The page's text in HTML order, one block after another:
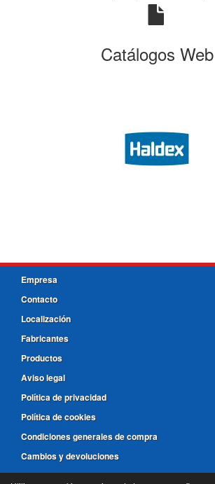
Catálogos Web
Empresa
Contacto
Localización
Fabricantes
Productos
Aviso legal
Política de privacidad
Política de cookies
Condiciones generales de compra
Cambios y devoluciones